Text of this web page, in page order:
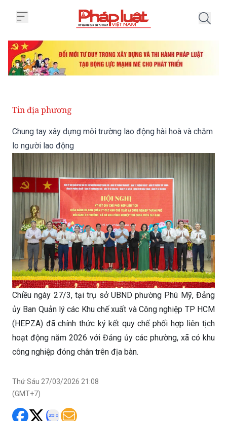
Tin địa phương
Chung tay xây dựng môi trường lao động hài hoà và chăm
lo người lao động
Chiều ngày 27/3, tại trụ sở UBND phường Phú Mỹ, Đảng
ủy Ban Quản lý các Khu chế xuất và Công nghiệp TP HCM
(HEPZA) đã chính thức ký kết quy chế phối hợp liên tịch
hoạt động năm 2026 với Đảng ủy các phường, xã có khu
công nghiệp đóng chân trên địa bàn.
Thứ Sáu 27/03/2026 21:08
(GMT+7)